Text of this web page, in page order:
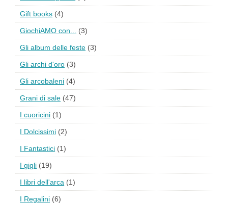
Gift books (4)
GiochiAMO con... (3)
Gli album delle feste (3)
Gli archi d'oro (3)
Gli arcobaleni (4)
Grani di sale (47)
I cuoricini (1)
I Dolcissimi (2)
I Fantastici (1)
I gigli (19)
I libri dell'arca (1)
I Regalini (6)